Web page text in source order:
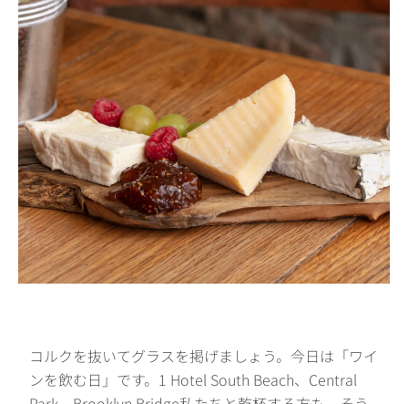
コルクを抜いてグラスを掲げましょう。今日は「ワイ
ンを飲む日」です。1 Hotel South Beach、Central